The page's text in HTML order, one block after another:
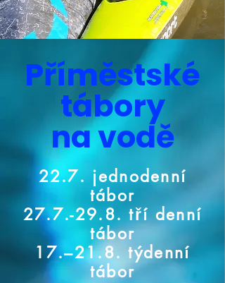
Příměstské
tábory
na vodě
22.7. jednodenní
tábor
27.7.-29.8. tří denní
tábor
17.–21.8. týdenní
tábor